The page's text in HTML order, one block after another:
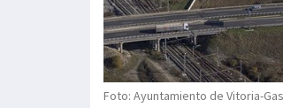
Foto: Ayuntamiento de Vitoria-